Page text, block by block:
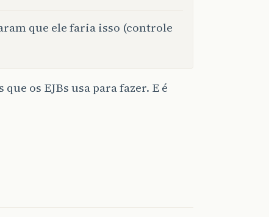
que ele faria isso (controle
os EJBs usa para fazer. E é